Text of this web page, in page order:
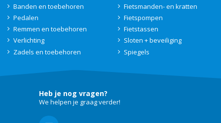
Banden en toebehoren
Pedalen
Remmen en toebehoren
Verlichting
Zadels en toebehoren
Fietsmanden- en kratten
Fietspompen
Fietstassen
Sloten + beveiliging
Spiegels
Heb je nog vragen?
We helpen je graag verder!